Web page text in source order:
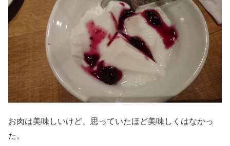
お肉は美味しいけど、思っていたほど美味しくはなかっ
た。